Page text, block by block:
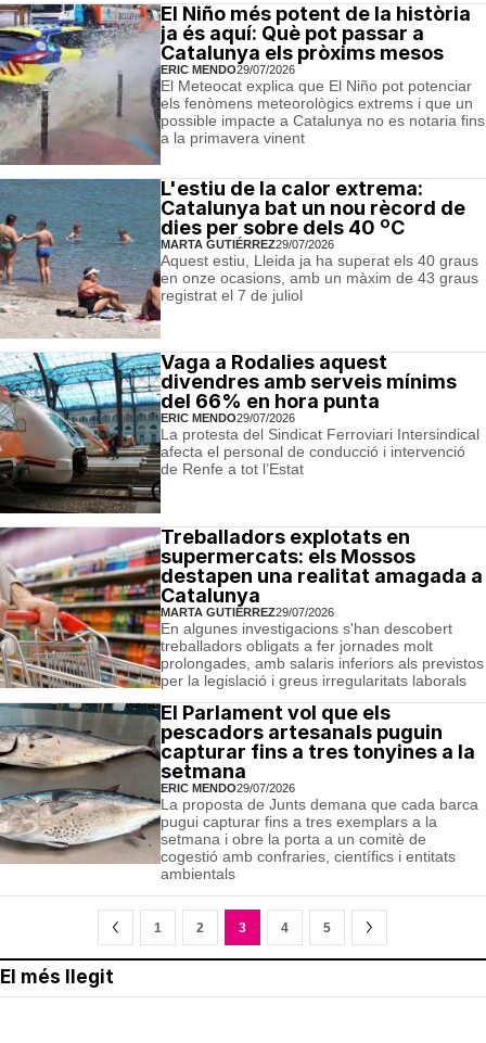
El Niño més potent de la història
ja és aquí: Què pot passar a
Catalunya els pròxims mesos
ERIC MENDO29/07/2026
El Meteocat explica que El Niño pot potenciar
els fenòmens meteorològics extrems i que un
possible impacte a Catalunya no es notaria fins
a la primavera vinent
L'estiu de la calor extrema:
Catalunya bat un nou rècord de
dies per sobre dels 40 ºC
MARTA GUTIÉRREZ29/07/2026
Aquest estiu, Lleida ja ha superat els 40 graus
en onze ocasions, amb un màxim de 43 graus
registrat el 7 de juliol
Vaga a Rodalies aquest
divendres amb serveis mínims
del 66% en hora punta
ERIC MENDO29/07/2026
La protesta del Sindicat Ferroviari Intersindical
afecta el personal de conducció i intervenció
de Renfe a tot l’Estat
Treballadors explotats en
supermercats: els Mossos
destapen una realitat amagada a
Catalunya
MARTA GUTIÉRREZ29/07/2026
En algunes investigacions s'han descobert
treballadors obligats a fer jornades molt
prolongades, amb salaris inferiors als previstos
per la legislació i greus irregularitats laborals
El Parlament vol que els
pescadors artesanals puguin
capturar fins a tres tonyines a la
setmana
ERIC MENDO29/07/2026
La proposta de Junts demana que cada barca
pugui capturar fins a tres exemplars a la
setmana i obre la porta a un comitè de
cogestió amb confraries, científics i entitats
ambientals
1 2 3 4 5
El més llegit